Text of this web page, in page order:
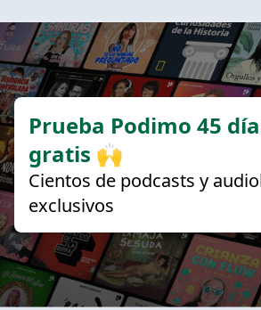
Prueba Podimo 45
gratis 🙌
Cientos de podcasts y
exclusivos